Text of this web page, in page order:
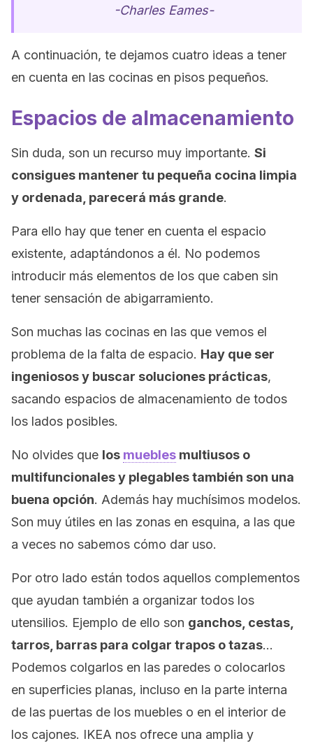
-Charles Eames-
A continuación, te dejamos cuatro ideas a tener
en cuenta en las cocinas en pisos pequeños.
Espacios de almacenamiento
Sin duda, son un recurso muy importante. Si
consigues mantener tu pequeña cocina limpia
y ordenada, parecerá más grande.
Para ello hay que tener en cuenta el espacio
existente, adaptándonos a él. No podemos
introducir más elementos de los que caben sin
tener sensación de abigarramiento.
Son muchas las cocinas en las que vemos el
problema de la falta de espacio. Hay que ser
ingeniosos y buscar soluciones prácticas,
sacando espacios de almacenamiento de todos
los lados posibles.
No olvides que los muebles multiusos o
multifuncionales y plegables también son una
buena opción. Además hay muchísimos modelos.
Son muy útiles en las zonas en esquina, a las que
a veces no sabemos cómo dar uso.
Por otro lado están todos aquellos complementos
que ayudan también a organizar todos los
utensilios. Ejemplo de ello son ganchos, cestas,
tarros, barras para colgar trapos o tazas…
Podemos colgarlos en las paredes o colocarlos
en superficies planas, incluso en la parte interna
de las puertas de los muebles o en el interior de
los cajones. IKEA nos ofrece una amplia y